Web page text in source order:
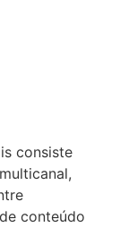
consiste
conteúdo